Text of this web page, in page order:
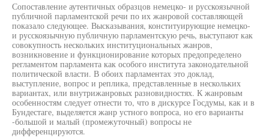
Сопоставление аутентичных образцов немецко- и русскоязычной
публичной парламентской речи по их жанровой составляющей
показало следующее. Высказывания, конституирующие немецко-
и русскоязычную публичную парламентскую речь, выступают как
совокупность нескольких институциональных жанров,
возникновение и функционирование которых предопределено
регламентом парламента как особого института законодательной
политической власти. В обоих парламентах это доклад,
выступление, вопрос и реплика, представленные в нескольких
вариантах, или внутрижанровых разновидностях. К жанровым
особенностям следует отнести то, что в дискурсе Госдумы, как и в
Бундестаге, выделяется жанр устного вопроса, но его варианты
-большой и малый (промежуточный) вопросы не
дифференцируются.